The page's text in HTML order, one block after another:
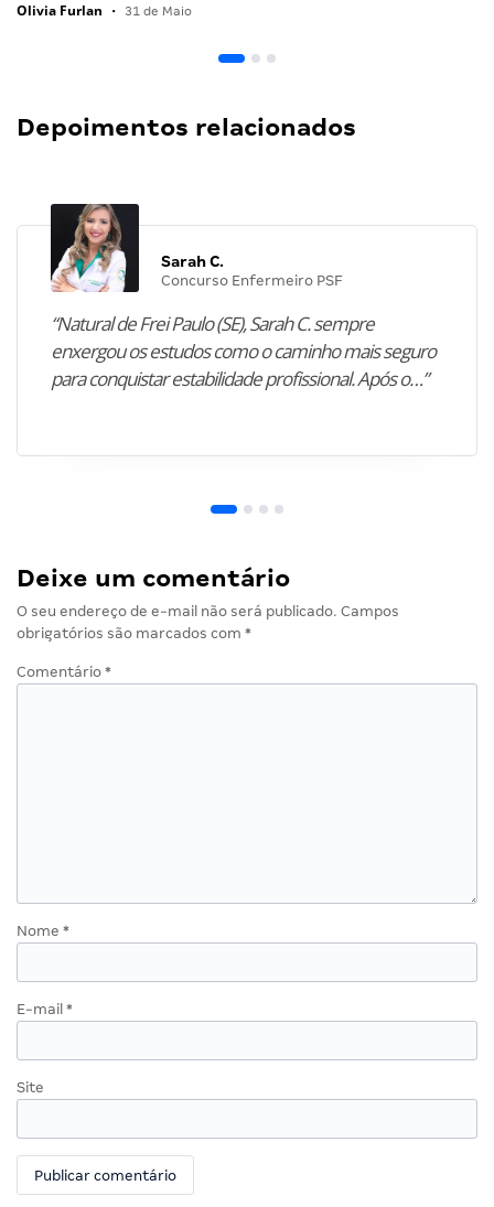
Olivia Furlan • 31 de Maio
Depoimentos relacionados
Sarah C.
Concurso Enfermeiro PSF
“Natural de Frei Paulo (SE), Sarah C. sempre
enxergou os estudos como o caminho mais seguro
para conquistar estabilidade profissional. Após o…”
Deixe um comentário
O seu endereço de e-mail não será publicado. Campos
obrigatórios são marcados com *
Comentário *
Nome *
E-mail *
Site